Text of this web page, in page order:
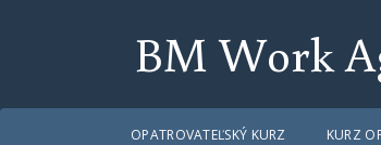
BM Work
OPATROVATEĽSKÝ KURZ KURZ